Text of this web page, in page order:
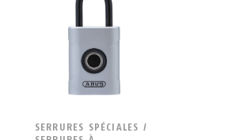
SERRURES SPÉCIALES /